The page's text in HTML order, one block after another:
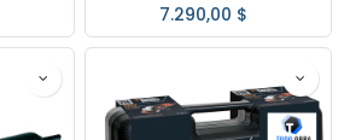
7.290,00 $